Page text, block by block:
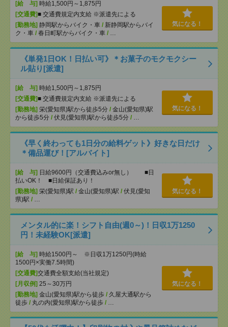
[給 与] 時給1,500円～1,875円
[交通費]■ 交通費規定内支給 ※派遣先による
[勤務地] 静岡駅からバイク・車 / 新静岡駅からバイ
ク・車 / 春日町駅からバイク・車 / …
気になる！
《単発1日OK！日払い可》＊お菓子のモクモクシー
ル貼り[派遣]
[給 与] 時給1,500円～1,875円
[交通費]■ 交通費規定内支給 ※派遣先による
[勤務地] 栄(愛知県)駅から徒歩5分 / 金山(愛知県)駅
から徒歩5分 / 伏見(愛知県)駅から徒歩5分 / …
気になる！
《早く終わっても1日分の給料ゲット》好きな日だけ
＊備品運び！[アルバイト]
[給 与] 日給9600円（交通費込みor無し） ■日
払いOK！ ■日給保証あり！
[勤務地] 栄(愛知県)駅 / 金山(愛知県)駅 / 伏見(愛知
県)駅 / …
気になる！
メンタル的に楽！シフト自由(週0～)！日収1万1250
円！未経験OK[派遣]
[給 与] 時給1500円～ ※日収1万1250円(時給
1500円×実働7.5時間)
[交通費]交通費全額支給(当社規定)
[月収例] 25～30万円
[勤務地] 金山(愛知県)駅から徒歩 / 久屋大通駅から
徒歩 / 丸の内(愛知県)駅から徒歩 / …
気になる！